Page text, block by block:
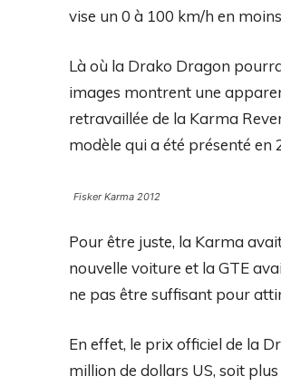
vise un 0 à 100 km/h en
Là où la Drako Dragon
images montrent une
retravaillée de la Karma
modèle qui a été présenté en
Fisker Karma 2012
Pour être juste, la Karma
nouvelle voiture et la GTE
ne pas être suffisant pour
En effet, le prix officiel de la
million de dollars US, soit